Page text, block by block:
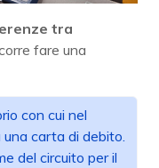
tra
fare una
con cui nel
carta di debito.
del circuito per il